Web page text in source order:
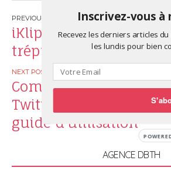
Post
navigation
iKlip Grip, le all-in-
trépied, perche à
Comment utiliser le
Twitter, Facebook,
guide d’utilisation
AGENCE DBTH
Inscrivez-vous
Recevez les derniers articles
les lundis pour bien